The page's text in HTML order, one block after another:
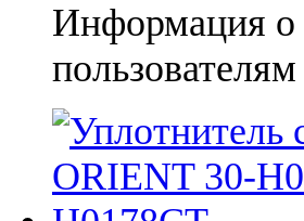
Информация о
пользователям